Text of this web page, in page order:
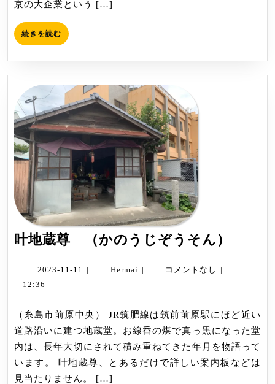
京の大企業という […]
続きを読む 続
き
む
叶地蔵尊 （かのうじぞうそん）
の
う
じ
ぞ
2023-11-11
2023-
| Hermai Hermai
| コメントなし
|
12:36
（糸島市前原中央） JR筑肥線は筑前前原駅にほど近い
道路沿いに建つ地蔵堂。お線香の煤で真っ黒になった堂
内は、長年大切にされて積み重ねてきた年月を物語って
います。 叶地蔵尊、とあるだけで詳しい案内板などは
見当たりません。 […]